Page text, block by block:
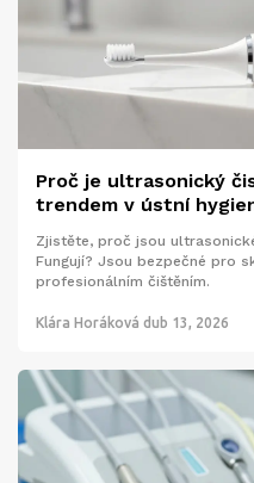
Proč je ultrasonický
trendem v ústní
Zjistěte, proč jsou
Fungují? Jsou bezpečné pro
profesionálním čištěním.
Klára Horáková dub 13, 2026